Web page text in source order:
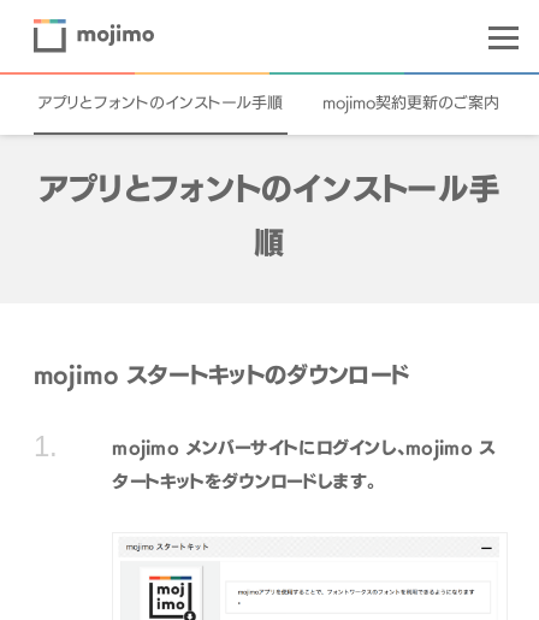
アプリとフォントのインストール手順 mojimo契約更新のご案内
アプリとフォントのインストール手
順
mojimo スタートキットのダウンロード
mojimo メンバーサイトにログインし、mojimo ス
タートキットをダウンロードします。